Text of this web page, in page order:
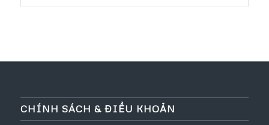
CHÍNH SÁCH & ĐIỀU KHOẢN